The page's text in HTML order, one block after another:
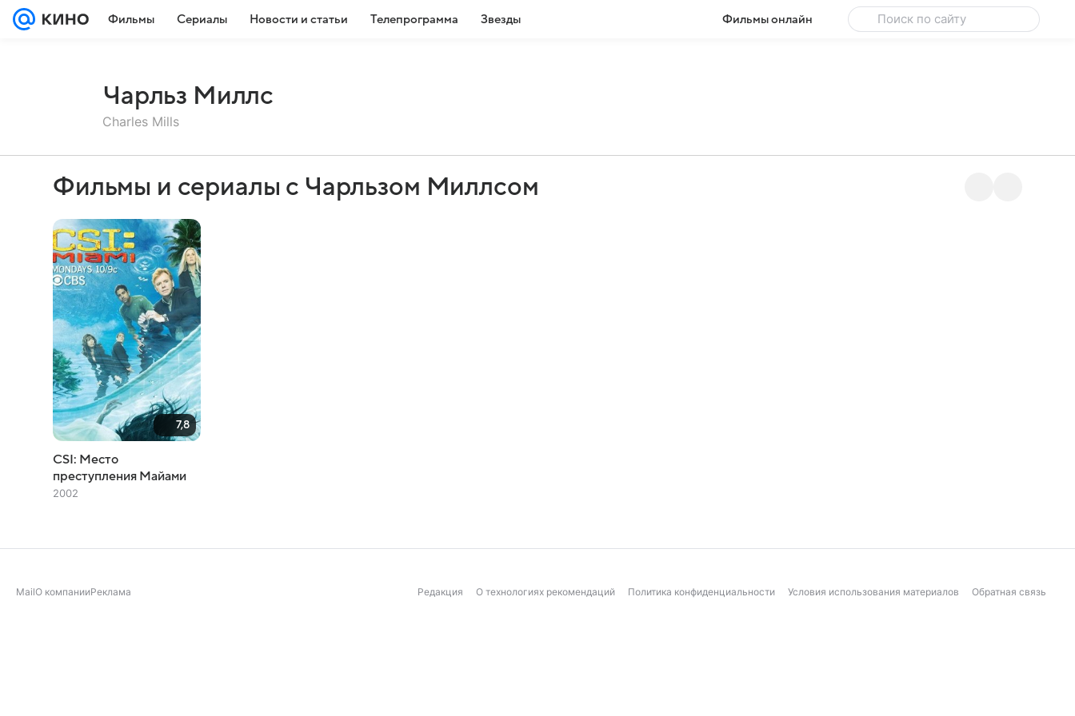
Фильмы Сериалы Новости и статьи Телепрограмма Звезды Фильмы онлайн
Чарльз Миллс
Charles Mills
Фильмы и сериалы с Чарльзом Миллсом
7,8
СSI: Место
преступления Майами
2002
MailО компанииРеклама Редакция О технологиях рекомендаций Политика конфиденциальности Условия использования материалов Обратная связь